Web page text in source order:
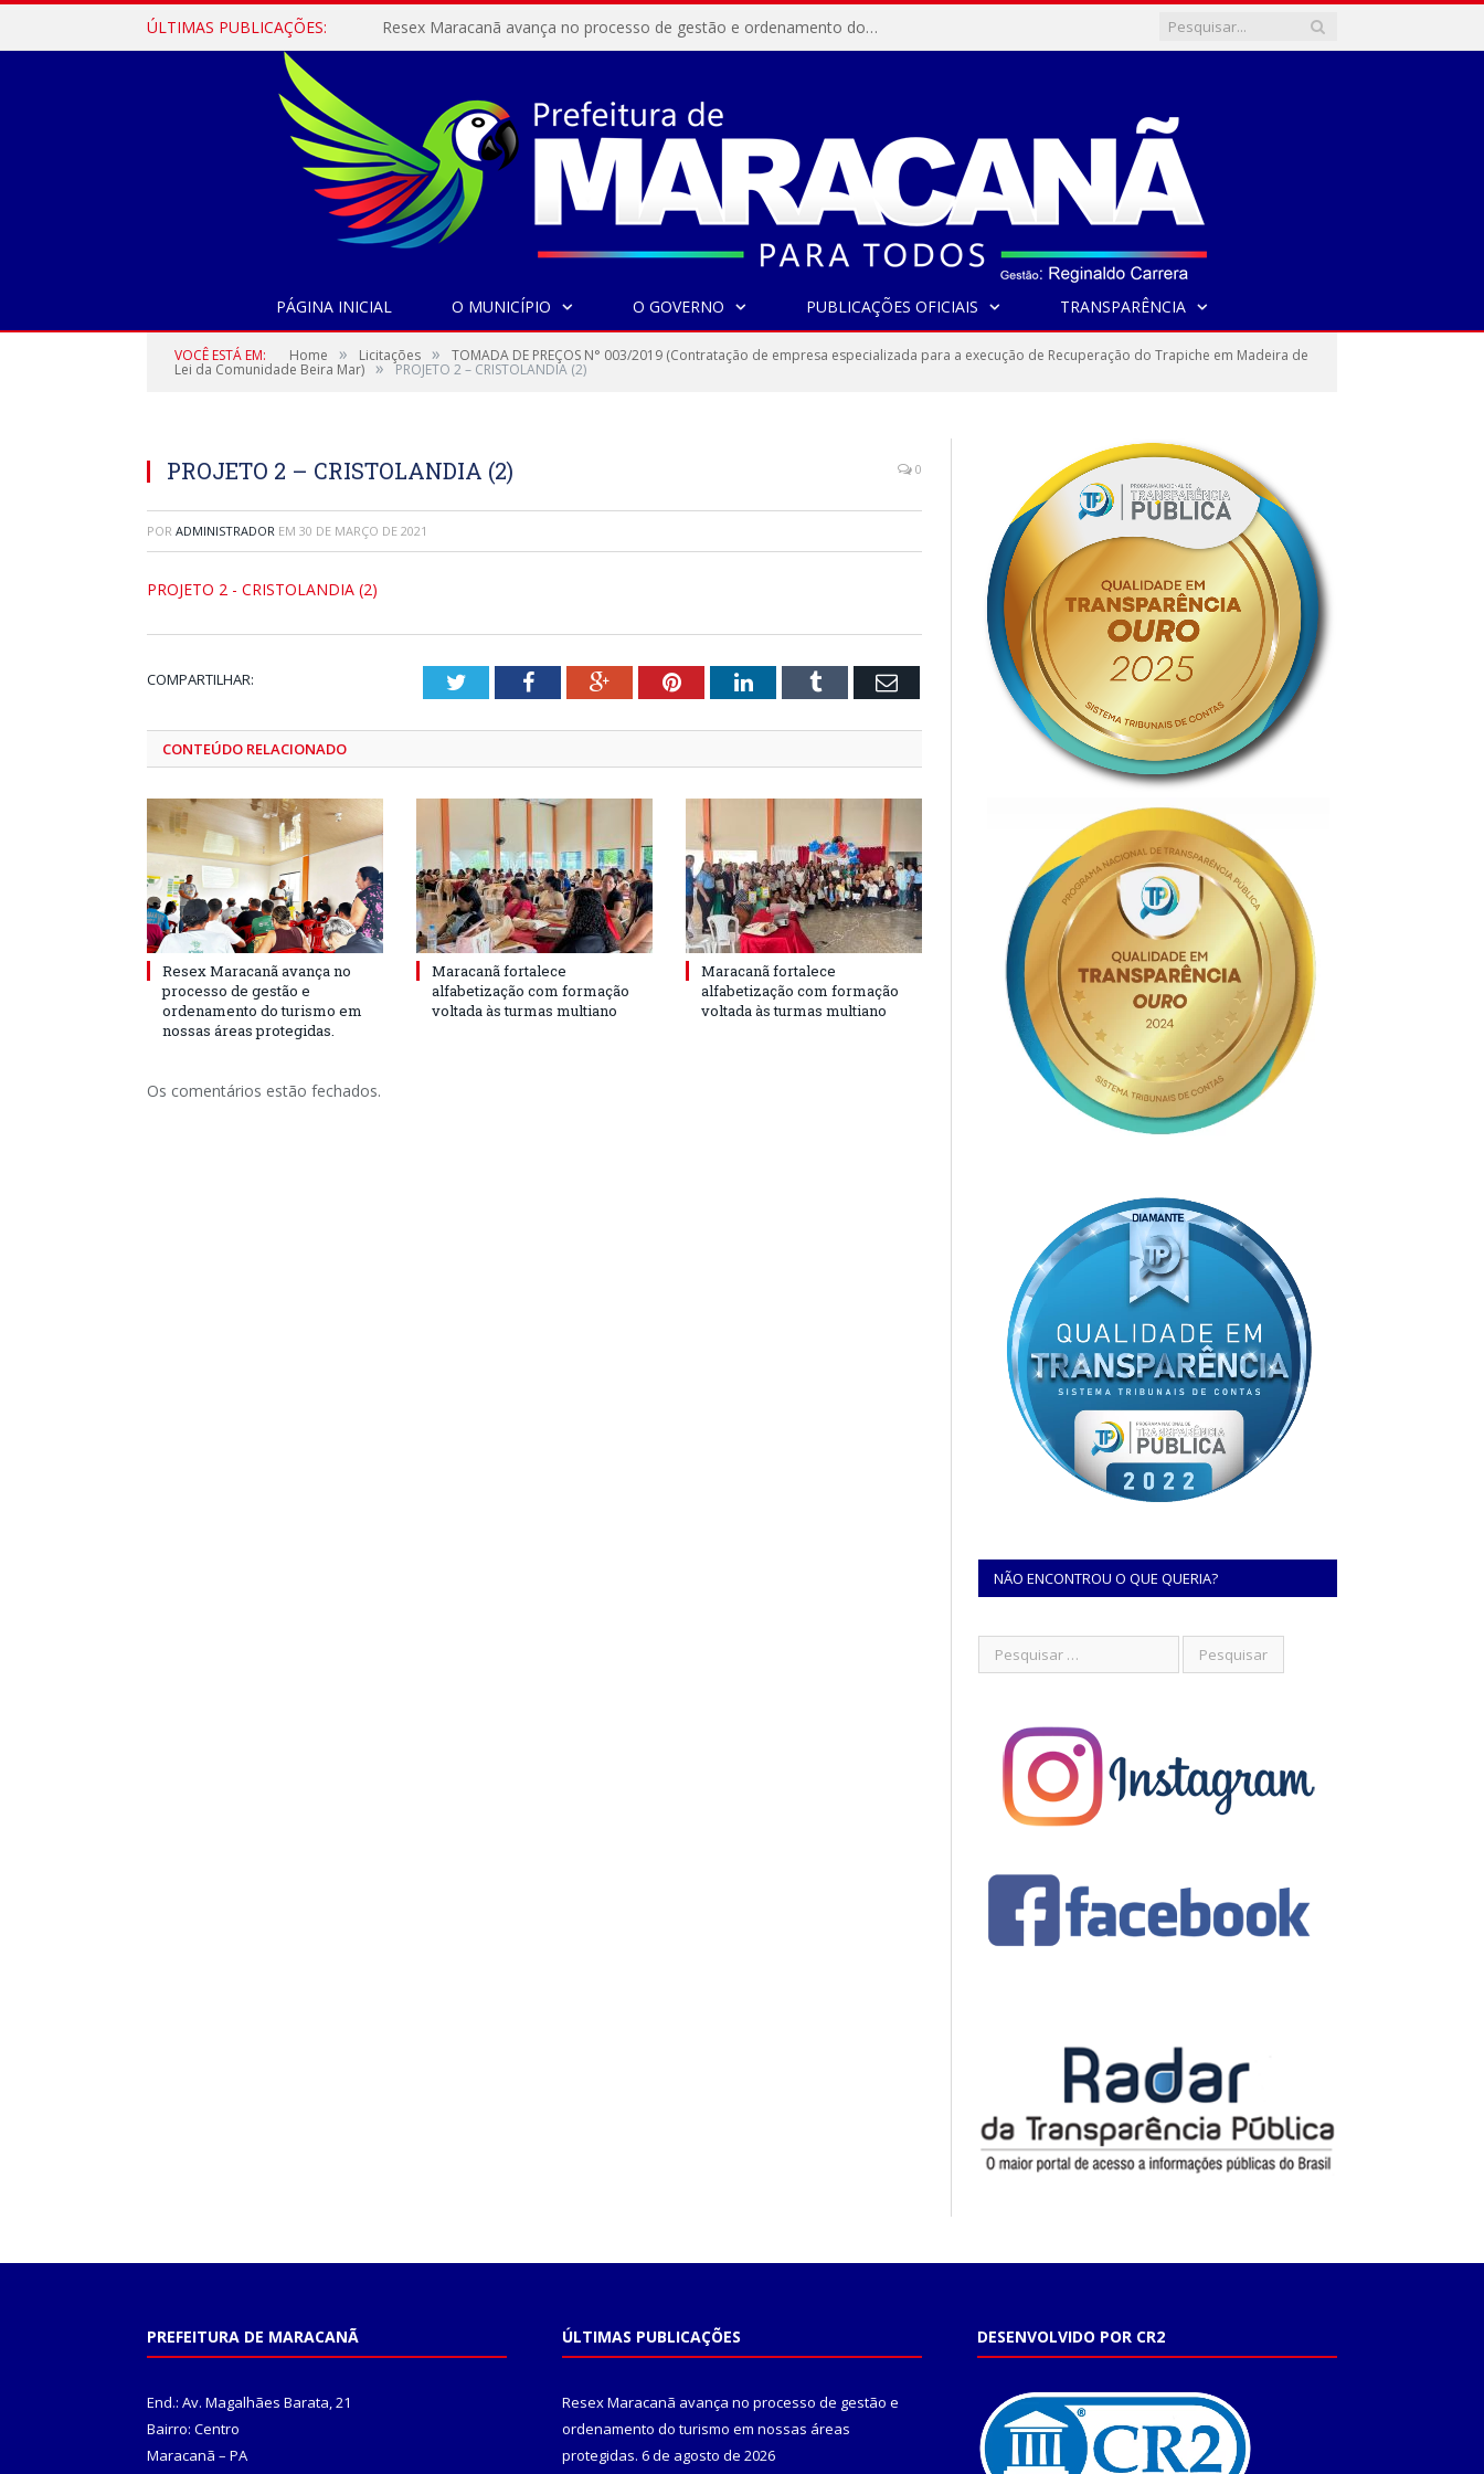
ÚLTIMAS PUBLICAÇÕES: Resex Maracanã avança no processo de gestão e ordenamento do turismo em nossas áreas protegidas.
PÁGINA INICIAL O MUNICÍPIO O GOVERNO PUBLICAÇÕES OFICIAIS TRANSPARÊNCIA
VOCÊ ESTÁ EM: Home » Licitações » TOMADA DE PREÇOS N° 003/2019 (Contratação de empresa especializada para a execução de Recuperação do Trapiche em Madeira de
Lei da Comunidade Beira Mar) » PROJETO 2 – CRISTOLANDIA (2)
PROJETO 2 – CRISTOLANDIA (2) 0
POR ADMINISTRADOR EM 30 DE MARÇO DE 2021
PROJETO 2 - CRISTOLANDIA (2)
COMPARTILHAR: TwitterFacebookGoogle+PinterestLinkedInTumblr Email
CONTEÚDO RELACIONADO
Resex Maracanã avança no
processo de gestão e
ordenamento do turismo em
nossas áreas protegidas.
Maracanã fortalece
alfabetização com formação
voltada às turmas multiano
Maracanã fortalece
alfabetização com formação
voltada às turmas multiano
Os comentários estão fechados.
NÃO ENCONTROU O QUE QUERIA?
PREFEITURA DE MARACANÃ
End.: Av. Magalhães Barata, 21
Bairro: Centro
Maracanã – PA
ÚLTIMAS PUBLICAÇÕES
Resex Maracanã avança no processo de gestão e
ordenamento do turismo em nossas áreas
protegidas. 6 de agosto de 2026
DESENVOLVIDO POR CR2